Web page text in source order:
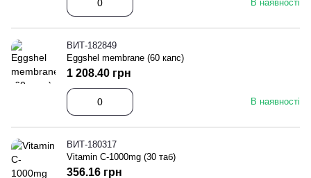
В наявності
ВИТ-182849
Eggshel membrane (60 капс)
В наявності
1 208.40 грн
ВИТ-180317
Vitamin C-1000mg (30 таб)
356.16 грн